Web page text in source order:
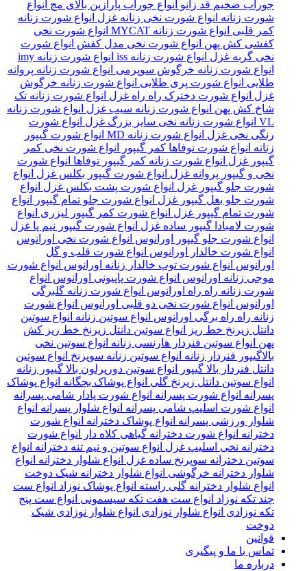
جوراب ضخیم قد زانو انواع جوراب پارازین بالای مچ انواع
شورت زنانه انواع شورت نخی زنانه غزل انواع شورت زنانه
کمر قلبی انواع شورت زنانه MYCAT
انواع شورت نخی
کفشی کش پهن انواع شورت نخی مدل کفش انواع شورت
نخی گربه غزل انواع شورت زنانه iss
انواع شورت زنانه imy
انواع شورت زنانه خرگوش سوپرمی انواع شورت زنانه پروانه
طلایی انواع شورت پری طلایی انواع شورت زنانه خرگوش
غزل انواع شورت دخترک راه راه غزل انواع شورت زنانه تک
شاخ کش پهن انواع شورت زنانه سیب غزل انواع شورت زنانه
VL انواع شورت زنانه نخی سایز بزرگ غزل انواع شورت
رنگی نخی غزل انواع شورت زنانه MD
انواع شورت گیپور
زنانه انواع شورت توفاها کمر گیپور
انواع شورت نخی کمر
گیپور غزل انواع شورت زنانه کمر گیپور توفاها انواع شورت
نخی و گیپور پروانه غزل انواع شورت گیپور بکلس غزل انواع
شورت جلو گیپور غزل انواع شورت پشت بکلس غزل انواع
شورت جلو بغل گیپور غزل انواع شورت جلو تمام گیپور
انواع
شورت تمام گیپور غزل انواع شورت کمر گیپور لیزری انواع
شورت لامبادا گیپور ساده غزل انواع شورت گیپور نیم پا غزل
انواع شورت جلو گیپور اورانوس انواع شورت نخی اورانوس
انواع شورت خالدار اورانوس انواع شورت قلب و گل
اورانوس انواع شورت توپ خالدار زنانه اورانوس انواع شورت
موجی زنانه اورانوس انواع شورت پاپیونی اورانوس انواع
شورت زنانه راه راه اورانوس انواع شورت زنانه گلبرگی
اورانوس انواع شورت نخی دو قلبی اورانوس انواع شورت
زنانه راه راه برگی اورانوس انواع سوتین زنانه انواع سوتین
دانتل زیرنخ خط ریز
انواع سوتین دانتل زیرنخ خط ریز کش
پهن انواع سوتین فنردار هارنسی زنانه انواع سوتین نخی
بالاگیپور فنردار زنانه انواع سوتین زنانه سوپرنخ انواع سوتین
دانتل فنردار بالا گیپور
انواع سوتین دورپرلون بالا گیپور زنانه
انواع سوتین دانتل زیرنخ گلی انواع پوشاک بچگانه انواع پوشاک
پسرانه انواع شورت پسرانه انواع شورت پادار شامی پسرانه
انواع شورت اسلیپ شامی پسرانه انواع شلوار پسرانه انواع
شلوار ورزشی پسرانه انواع پوشاک دخترانه انواع شورت
دخترانه انواع شورت دخترانه گیاهی کلاه دار
انواع شورت
دخترانه نخی اسلیپ غزل انواع سوتین و نیم تنه دخترانه انواع
سوتین دخترانه سوپرنخ ساده غزل انواع شلوار دخترانه انواع
شلوار دخترانه خرگوشی انواع شلوار دخترانه شیک دوخت
انواع شلوار دخترانه گلی راسته انواع پوشاک نوزاد انواع ست
چند تکه نوزاد انواع ست هفت تکه سیسمونی انواع ست پنج
تکه نوزادی انواع شلوار نوزادی انواع شلوار نوزادی شیک
دوخت
قوانین
تماس با ما و پیگیری
درباره ما